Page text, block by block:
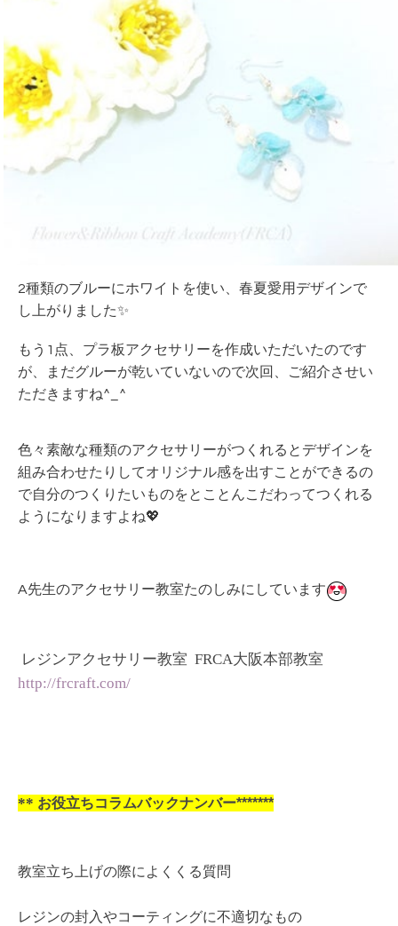
2種類のブルーにホワイトを使い、春夏愛用デザインで
し上がりました✨
もう1点、プラ板アクセサリーを作成いただいたのです
が、まだグルーが乾いていないので次回、ご紹介させい
ただきますね^_^
色々素敵な種類のアクセサリーがつくれるとデザインを
組み合わせたりしてオリジナル感を出すことができるの
で自分のつくりたいものをとことんこだわってつくれる
ようになりますよね💖
A先生のアクセサリー教室たのしみにしています
レジンアクセサリー教室 FRCA大阪本部教室
http://frcraft.com/
** お役立ちコラムバックナンバー*******
教室立ち上げの際によくくる質問
レジンの封入やコーティングに不適切なもの